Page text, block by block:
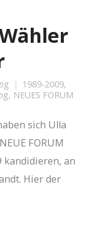
1989-2009,
, NEUES FORUM
sich Ulla
FORUM
kandidieren, an
Hier der